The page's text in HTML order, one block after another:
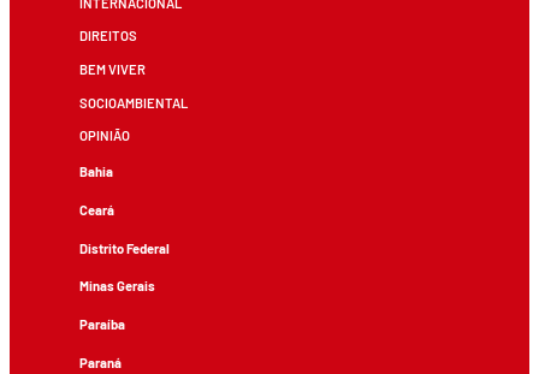
DIREITOS
BEM VIVER
SOCIOAMBIENTAL
OPINIÃO
Bahia
Ceará
Distrito Federal
Minas Gerais
Paraíba
Paraná